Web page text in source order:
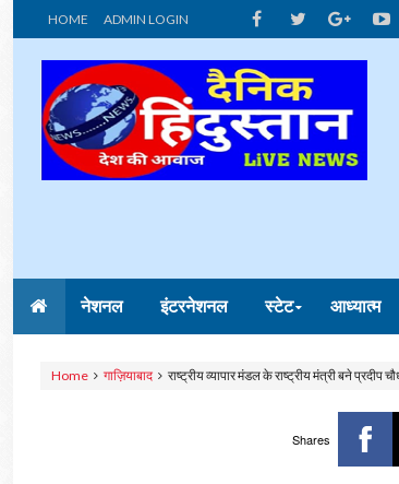
HOME ADMIN LOGIN
नेशनल इंटरनेशनल स्टेट आध्यात्म
Home गाज़ियाबाद राष्ट्रीय व्यापार मंडल के राष्ट्रीय मंत्री बने प्रदीप
Shares